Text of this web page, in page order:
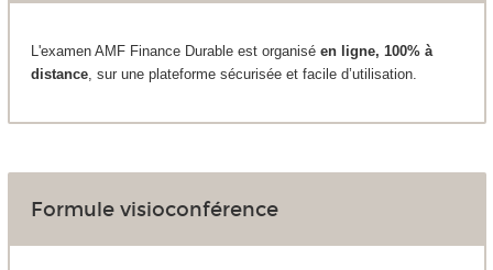
L'examen AMF Finance Durable est organisé en ligne, 100% à
distance, sur une plateforme sécurisée et facile d’utilisation.
Formule visioconférence